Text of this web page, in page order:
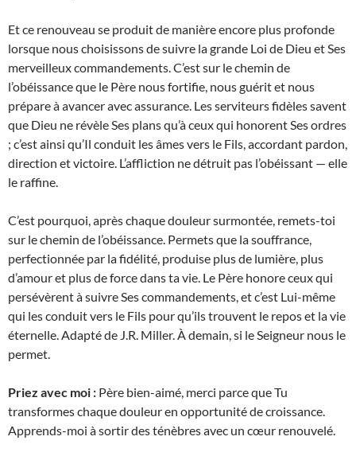
Et ce renouveau se produit de manière encore plus profonde
lorsque nous choisissons de suivre la grande Loi de Dieu et Ses
merveilleux commandements. C’est sur le chemin de
l’obéissance que le Père nous fortifie, nous guérit et nous
prépare à avancer avec assurance. Les serviteurs fidèles savent
que Dieu ne révèle Ses plans qu’à ceux qui honorent Ses ordres
; c’est ainsi qu’Il conduit les âmes vers le Fils, accordant pardon,
direction et victoire. L’affliction ne détruit pas l’obéissant — elle
le raffine.
C’est pourquoi, après chaque douleur surmontée, remets-toi
sur le chemin de l’obéissance. Permets que la souffrance,
perfectionnée par la fidélité, produise plus de lumière, plus
d’amour et plus de force dans ta vie. Le Père honore ceux qui
persévèrent à suivre Ses commandements, et c’est Lui-même
qui les conduit vers le Fils pour qu’ils trouvent le repos et la vie
éternelle. Adapté de J.R. Miller. À demain, si le Seigneur nous le
permet.
Priez avec moi : Père bien-aimé, merci parce que Tu
transformes chaque douleur en opportunité de croissance.
Apprends-moi à sortir des ténèbres avec un cœur renouvelé.